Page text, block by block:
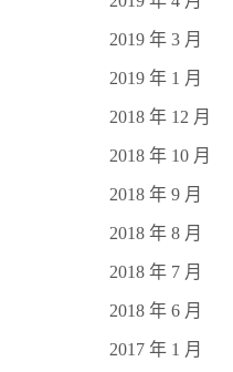
2019 年 3 月
2019 年 1 月
2018 年 12 月
2018 年 10 月
2018 年 9 月
2018 年 8 月
2018 年 7 月
2018 年 6 月
2017 年 1 月